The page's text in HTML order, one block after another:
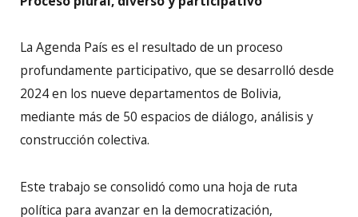
La Agenda País es el resultado de un proceso
profundamente participativo, que se desarrolló desde
2024 en los nueve departamentos de Bolivia,
mediante más de 50 espacios de diálogo, análisis y
construcción colectiva.
Este trabajo se consolidó como una hoja de ruta
política para avanzar en la democratización,